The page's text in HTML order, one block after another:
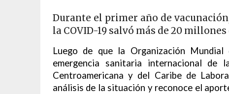
Durante el primer año de
la COVID-19 salvó más de 20
Luego de que la Organización
emergencia sanitaria internacional de
Centroamericana y del Caribe de
análisis de la situación y reconoce el